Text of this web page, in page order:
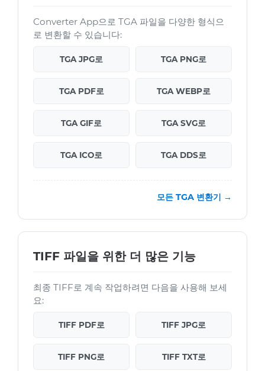
Converter App으로 TGA 파일을 다양한 형식으
로 변환할 수 있습니다:
TGA JPG로 TGA PNG로
TGA PDF로 TGA WEBP로
TGA GIF로 TGA SVG로
TGA ICO로 TGA DDS로
모든 TGA 변환기 →
TIFF 파일을 위한 더 많은 기능
최종 TIFF로 계속 작업하려면 다음을 사용해 보세
요:
TIFF PDF로 TIFF JPG로
TIFF PNG로 TIFF TXT로